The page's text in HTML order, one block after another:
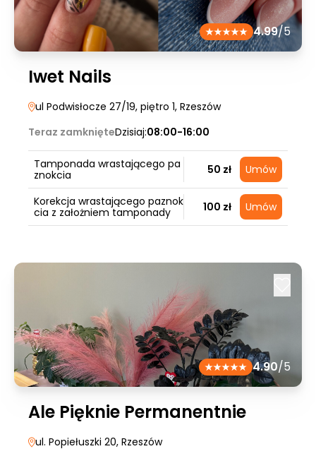
4.99/5
Iwet Nails
ul Podwisłocze 27/19, piętro 1, Rzeszów
Teraz zamknięteDzisiaj:08:00-16:00
Tamponada wrastającego pa
znokcia
50 zł Umów
Korekcja wrastającego paznok
cia z założniem tamponady
100 zł Umów
4.90/5
Ale Pięknie Permanentnie
ul. Popiełuszki 20, Rzeszów